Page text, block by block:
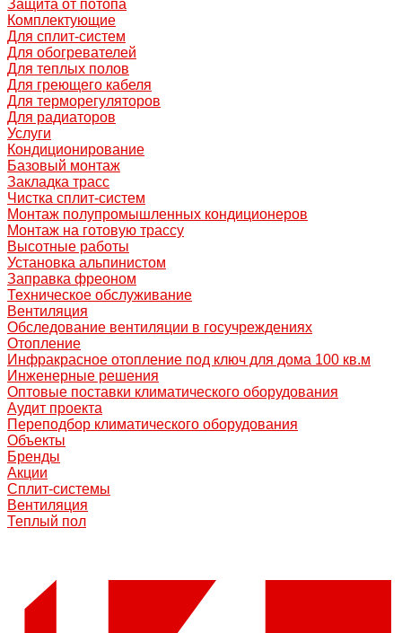
Защита от потопа
Комплектующие
Для сплит-систем
Для обогревателей
Для теплых полов
Для греющего кабеля
Для терморегуляторов
Для радиаторов
Услуги
Кондиционирование
Базовый монтаж
Закладка трасс
Чистка сплит-систем
Монтаж полупромышленных кондиционеров
Монтаж на готовую трассу
Высотные работы
Установка альпинистом
Заправка фреоном
Техническое обслуживание
Вентиляция
Обследование вентиляции в госучреждениях
Отопление
Инфракрасное отопление под ключ для дома 100 кв.м
Инженерные решения
Оптовые поставки климатического оборудования
Аудит проекта
Переподбор климатического оборудования
Объекты
Бренды
Акции
Сплит-системы
Вентиляция
Теплый пол